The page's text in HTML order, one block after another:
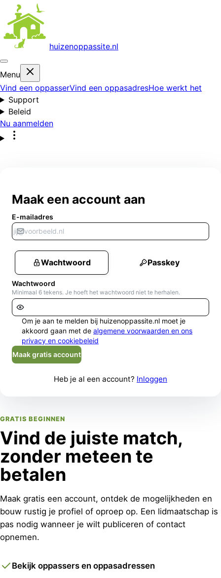
huizenoppassite.nl
Menu
Vind een oppasserVind een oppasadresHoe werkt het
Support
Beleid
Nu aanmelden
GRATIS BEGINNEN
Vind de juiste match,
zonder meteen te
betalen
Maak gratis een account, ontdek de mogelijkheden en
bouw rustig je profiel of oproep op. Een lidmaatschap is
pas nodig wanneer je wilt publiceren of contact
opnemen.
Bekijk oppassers en oppasadressen
Maak een account aan
E-mailadres
Wachtwoord Passkey
Wachtwoord
Minimaal 6 tekens. Je hoeft het wachtwoord niet te herhalen.
Om je aan te melden bij huizenoppassite.nl moet je
akkoord gaan met de algemene voorwaarden en ons
privacy en cookiebeleid
Maak gratis account
Heb je al een account? Inloggen